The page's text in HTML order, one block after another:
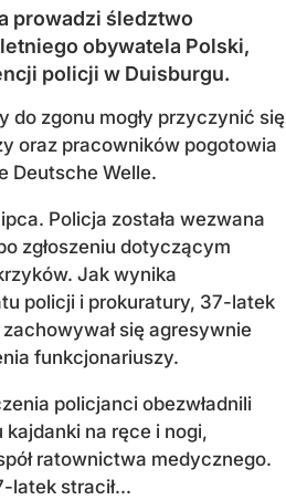
prowadzi śledztwo
obywatela Polski,
policji w Duisburgu.
do zgonu mogły przyczynić się
oraz pracowników pogotowia
Deutsche Welle.
Policja została wezwana
zgłoszeniu dotyczącym
Jak wynika
policji i prokuratury, 37-latek
zachowywał się agresywnie
funkcjonariuszy.
policjanci obezwładnili
kajdanki na ręce i nogi,
ratownictwa medycznego.
latek stracił...